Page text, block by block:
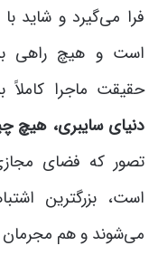
فرا می‌گیرد و شاید
است و هیچ راهی
حقیقت ماجرا
دنیای سایبری، هیچ
تصور که فضای
است، بزرگترین
می‌شوند و هم